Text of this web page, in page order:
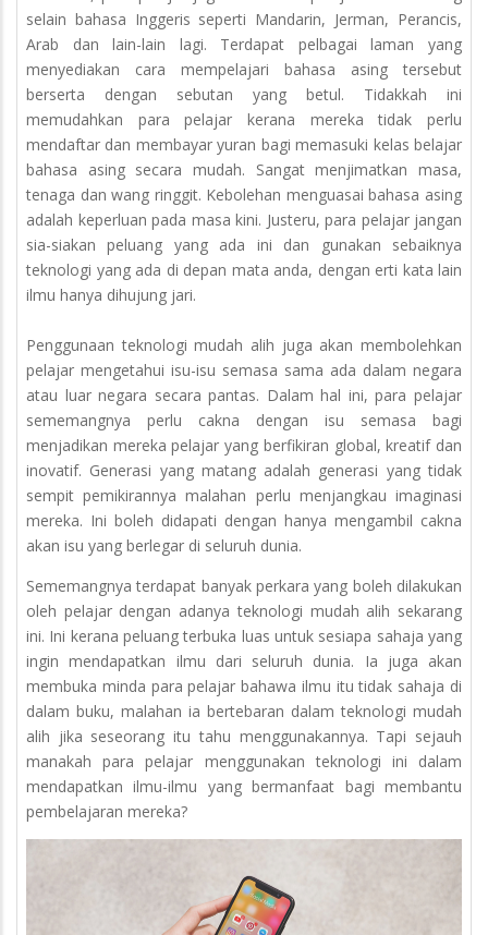
selain bahasa Inggeris seperti Mandarin, Jerman, Perancis,
Arab dan lain-lain lagi. Terdapat pelbagai laman yang
menyediakan cara mempelajari bahasa asing tersebut
berserta dengan sebutan yang betul. Tidakkah ini
memudahkan para pelajar kerana mereka tidak perlu
mendaftar dan membayar yuran bagi memasuki kelas belajar
bahasa asing secara mudah. Sangat menjimatkan masa,
tenaga dan wang ringgit. Kebolehan menguasai bahasa asing
adalah keperluan pada masa kini. Justeru, para pelajar jangan
sia-siakan peluang yang ada ini dan gunakan sebaiknya
teknologi yang ada di depan mata anda, dengan erti kata lain
ilmu hanya dihujung jari.
Penggunaan teknologi mudah alih juga akan membolehkan
pelajar mengetahui isu-isu semasa sama ada dalam negara
atau luar negara secara pantas. Dalam hal ini, para pelajar
sememangnya perlu cakna dengan isu semasa bagi
menjadikan mereka pelajar yang berfikiran global, kreatif dan
inovatif. Generasi yang matang adalah generasi yang tidak
sempit pemikirannya malahan perlu menjangkau imaginasi
mereka. Ini boleh didapati dengan hanya mengambil cakna
akan isu yang berlegar di seluruh dunia.
Sememangnya terdapat banyak perkara yang boleh dilakukan
oleh pelajar dengan adanya teknologi mudah alih sekarang
ini. Ini kerana peluang terbuka luas untuk sesiapa sahaja yang
ingin mendapatkan ilmu dari seluruh dunia. Ia juga akan
membuka minda para pelajar bahawa ilmu itu tidak sahaja di
dalam buku, malahan ia bertebaran dalam teknologi mudah
alih jika seseorang itu tahu menggunakannya. Tapi sejauh
manakah para pelajar menggunakan teknologi ini dalam
mendapatkan ilmu-ilmu yang bermanfaat bagi membantu
pembelajaran mereka?